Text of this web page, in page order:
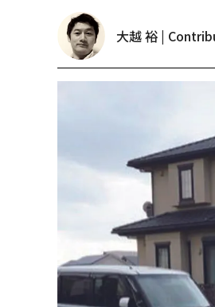
大越 裕 |